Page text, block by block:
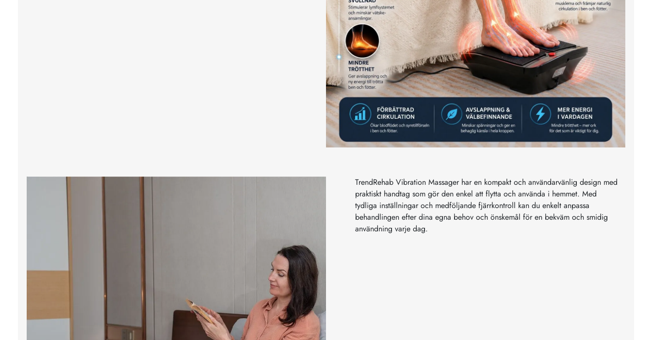
TrendRehab Vibration Massager har en kompakt och användarvänlig design med
praktiskt handtag som gör den enkel att flytta och använda i hemmet. Med
tydliga inställningar och medföljande fjärrkontroll kan du enkelt anpassa
behandlingen efter dina egna behov och önskemål för en bekväm och smidig
användning varje dag.